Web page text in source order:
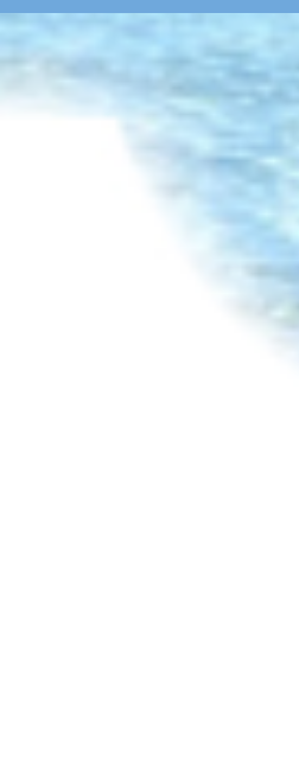
Zurück zum Seiteninhalt